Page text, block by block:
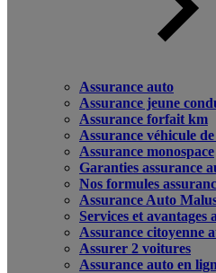
Assurance auto
Assurance jeune
Assurance forfait km
Assurance véhicule
Assurance monospace
Garanties assurance
Nos formules
Assurance Auto
Services et avantages
Assurance citoyenne
Assurer 2 voitures
Assurance auto en